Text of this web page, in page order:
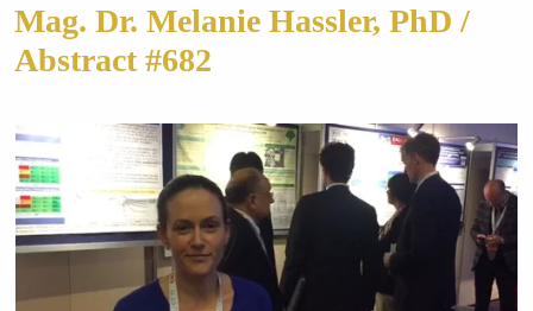
Mag. Dr. Melanie Hassler, PhD /
Abstract #682